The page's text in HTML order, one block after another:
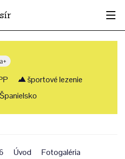
športové lezenie
Španielsko
Úvod
Fotogaléria